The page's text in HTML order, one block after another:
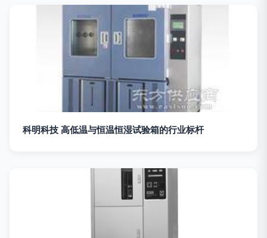
科明科技 高低温与恒温恒湿试验箱的行业标杆